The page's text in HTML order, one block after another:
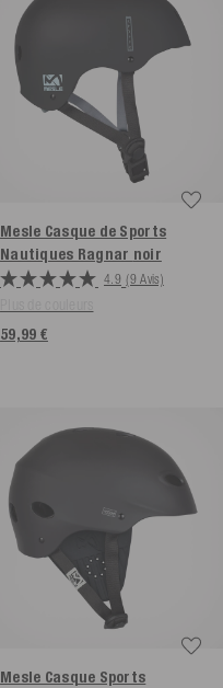
Mesle Casque de Sports
Nautiques Ragnar noir
4.9 (9 Avis)
59,99 €
Mesle Casque Sports